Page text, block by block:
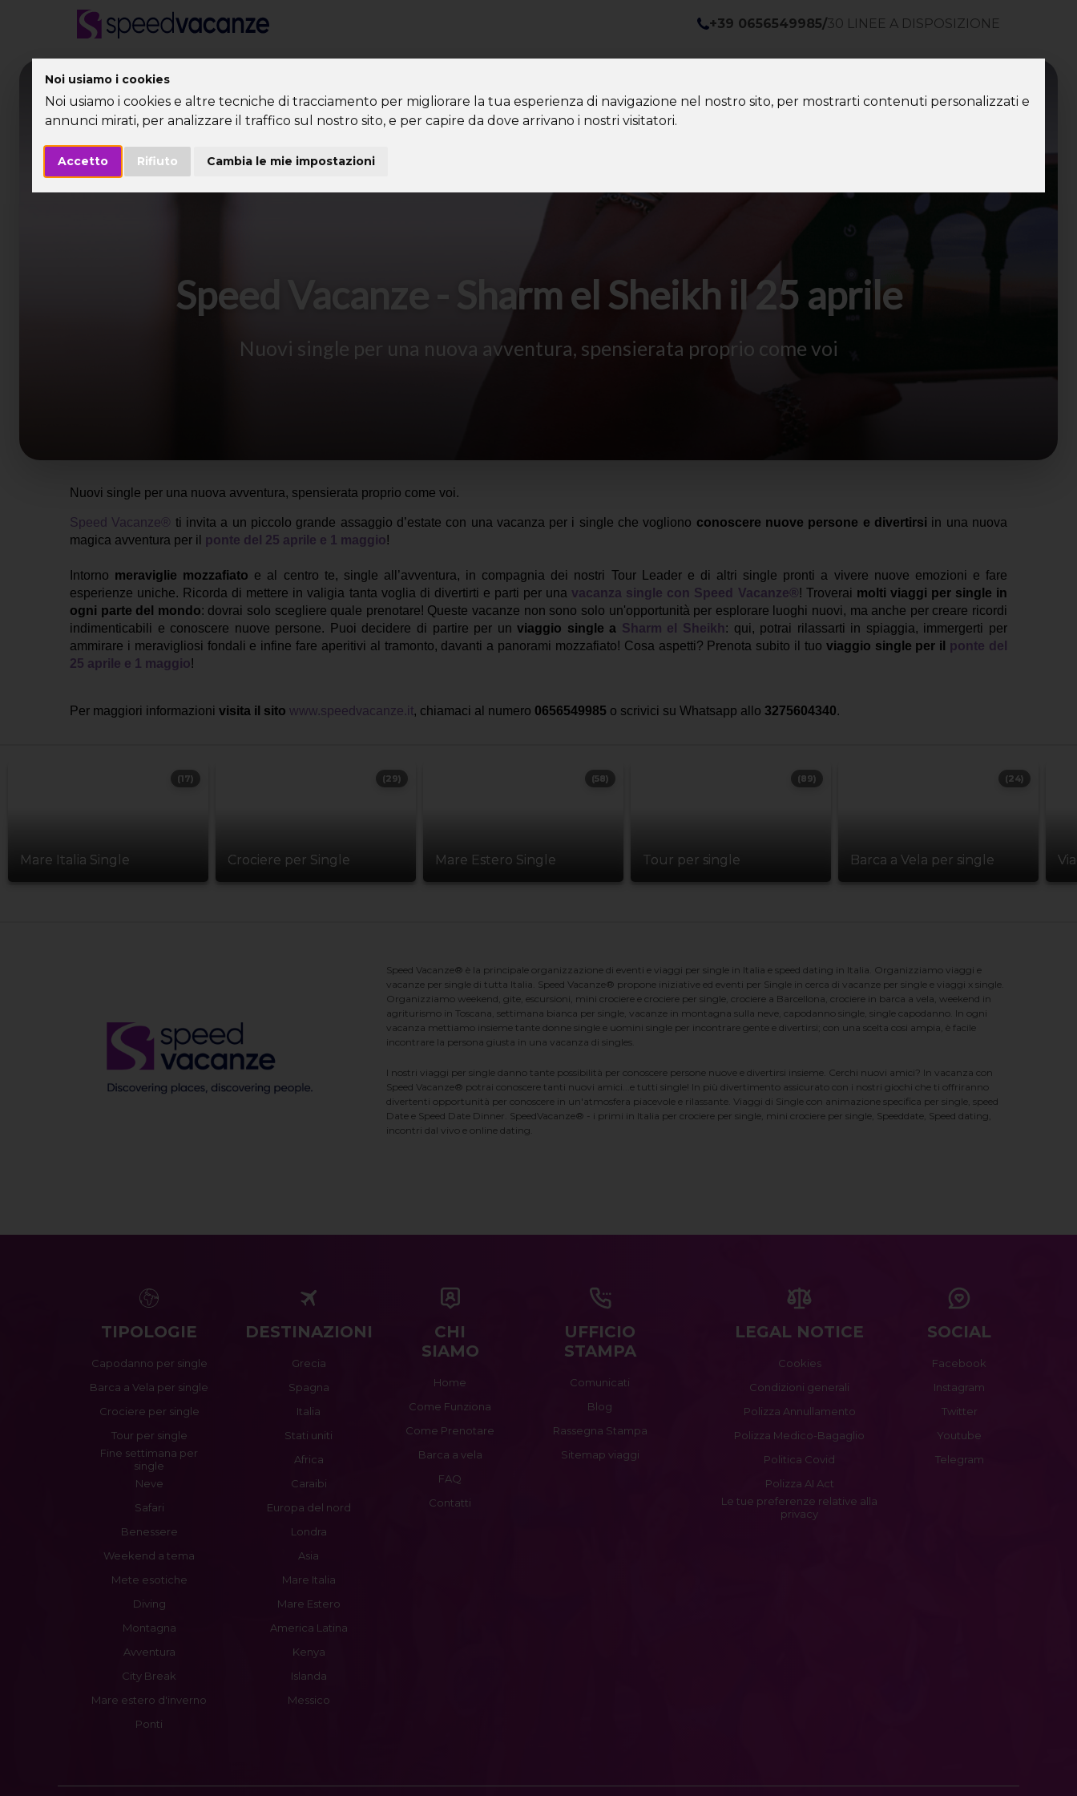
Noi usiamo i cookies
Noi usiamo i cookies e altre tecniche di tracciamento per migliorare la tua esperienza di navigazione nel nostro sito, per mostrarti contenuti personalizzati e
annunci mirati, per analizzare il traffico sul nostro sito, e per capire da dove arrivano i nostri visitatori.
Accetto Rifiuto Cambia le mie impostazioni
+39 0656549985/30 LINEE A DISPOSIZIONE
Speed Vacanze - Sharm el Sheikh il 25 aprile
Nuovi single per una nuova avventura, spensierata proprio come voi
Nuovi single per una nuova avventura, spensierata proprio come voi.
Speed Vacanze® ti invita a un piccolo grande assaggio d’estate con una vacanza per i single che vogliono conoscere nuove persone e divertirsi in una nuova
magica avventura per il ponte del 25 aprile e 1 maggio!
Intorno meraviglie mozzafiato e al centro te, single all’avventura, in compagnia dei nostri Tour Leader e di altri single pronti a vivere nuove emozioni e fare
esperienze uniche. Ricorda di mettere in valigia tanta voglia di divertirti e parti per unavacanza single con Speed Vacanze®! Troverai molti viaggi per single in
ogni parte del mondo: dovrai solo scegliere quale prenotare! Queste vacanze non sono solo un'opportunità per esplorare luoghi nuovi, ma anche per creare ricordi
indimenticabili e conoscere nuove persone. Puoi decidere di partire per unviaggio single a Sharm el Sheikh: qui, potrai rilassarti in spiaggia, immergerti per
ammirare i meravigliosi fondali e infine fare aperitivi al tramonto, davanti a panorami mozzafiato! Cosa aspetti? Prenota subito il tuo viaggio single per il ponte del
25 aprile e 1 maggio!
Per maggiori informazioni visita il sito www.speedvacanze.it, chiamaci al numero 0656549985 o scrivici su Whatsapp allo 3275604340.
Mare Italia Single
(17)
Crociere per Single
(29)
Mare Estero Single
(58)
Tour per single
(89)
Barca a Vela per single
(24)
Speed Vacanze® è la principale organizzazione di eventi e viaggi per single in Italia e speed dating in Italia. Organizziamo viaggi e
vacanze per single di tutta Italia. Speed Vacanze® propone iniziative ed eventi per Single in cerca di vacanze per single e viaggi x single.
Organizziamo weekend, gite, escursioni, mini crociere e crociere per single, crociere a Barcellona, crociere in barca a vela, weekend in
agriturismo in Toscana, settimana bianca per single, vacanze in montagna sulla neve, capodanno single, single capodanno. In ogni
vacanza mettiamo insieme tante donne single e uomini single per incontrare gente e divertirsi; con una scelta cosi ampia, è facile
incontrare la persona giusta in una vacanza di singles.
I nostri viaggi per single danno tante possibilità per conoscere persone nuove e divertirsi insieme. Cerchi nuovi amici? In vacanza con
Speed Vacanze® potrai conoscere tanti nuovi amici...e tutti single! In più divertimento assicurato con i nostri giochi che ti offriranno
divertenti opportunità per conoscere in un'atmosfera piacevole e rilassante. Viaggi di Single con animazione specifica per single, speed
Date e Speed Date Dinner. SpeedVacanze® - i primi in Italia per crociere per single, mini crociere per single, Speeddate, Speed dating,
incontri dal vivo e online dating.
TIPOLOGIE
Capodanno per single
Barca a Vela per single
Crociere per single
Tour per single
Fine settimana per
single
Neve
Safari
Benessere
Weekend a tema
Mete esotiche
Diving
Montagna
Avventura
City Break
Mare estero d'inverno
Ponti
DESTINAZIONI
Grecia
Spagna
Italia
Stati uniti
Africa
Caraibi
Europa del nord
Londra
Asia
Mare Italia
Mare Estero
America Latina
Kenya
Islanda
Messico
CHI
SIAMO
Home
Come Funziona
Come Prenotare
Barca a vela
FAQ
Contatti
UFFICIO
STAMPA
Comunicati
Blog
Rassegna Stampa
Sitemap viaggi
LEGAL NOTICE
Cookies
Condizioni generali
Polizza Annullamento
Polizza Medico-Bagaglio
Politica Covid
Polizza AI Act
Le tue preferenze relative alla
privacy
SOCIAL
Facebook
Instagram
Twitter
Youtube
Telegram